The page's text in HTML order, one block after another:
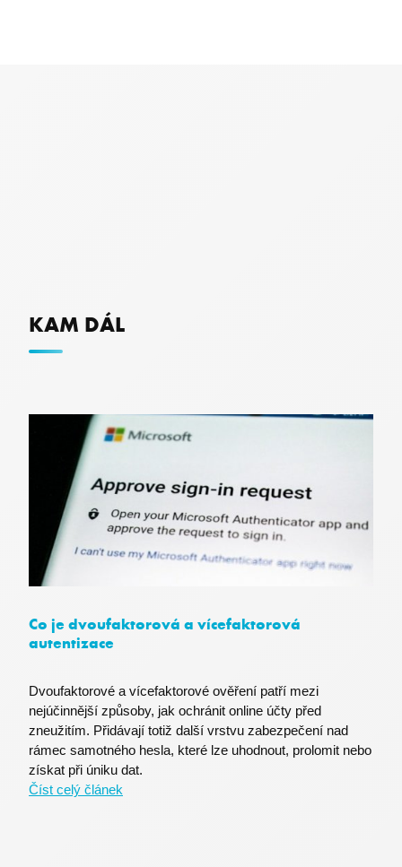
KAM DÁL
Co je dvoufaktorová a vícefaktorová
autentizace
Dvoufaktorové a vícefaktorové ověření patří mezi
nejúčinnější způsoby, jak ochránit online účty před
zneužitím. Přidávají totiž další vrstvu zabezpečení nad
rámec samotného hesla, které lze uhodnout, prolomit nebo
získat při úniku dat.
Číst celý článek
stsservicecookie
login.microsoftonline.com
Microsoft
.login.live.com
SRM_L .c.bing.com